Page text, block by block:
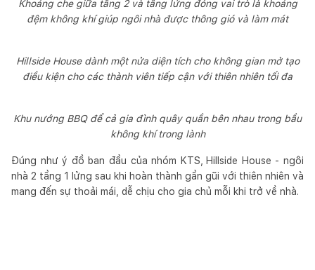
Khoảng che giữa tầng 2 và tầng lửng đóng vai trò là khoảng
đệm không khí giúp ngôi nhà được thông gió và làm mát
Hillside House dành một nửa diện tích cho không gian mở tạo
điều kiện cho các thành viên tiếp cận với thiên nhiên tối đa
Khu nướng BBQ để cả gia đình quây quần bên nhau trong bầu
không khí trong lành
Đúng như ý đồ ban đầu của nhóm KTS,
Hillside House - ngôi
nhà 2 tầng 1 lửng sau khi hoàn thành gần gũi với thiên nhiên và
mang đến sự thoải mái, dễ chịu cho gia chủ mỗi khi trở về nhà.